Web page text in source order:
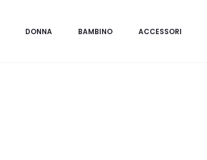
DONNA BAMBINO ACCESSORI